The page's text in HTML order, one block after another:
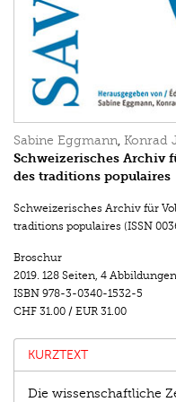
Sabine Eggmann Konrad
Schweizerisches Archiv
des traditions populaires
Schweizerisches Archiv für
traditions populaires (ISSN
Broschur
2019. 128 Seiten, 4
ISBN 978-3-0340-1532-5
CHF 31.00 / EUR 31.00
KURZTEXT
Die wissenschaftliche